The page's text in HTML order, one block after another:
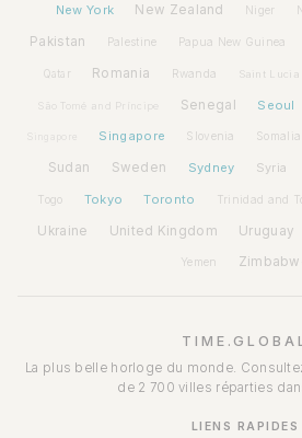
New York New Zealand Niger
Pakistan Palestine Papua New Guinea
Qatar Romania Rwanda Saint Lucia
São Tomé and Príncipe Senegal Seoul
Singapore Slovenia Somalia
Sudan Sweden Sydney Syria
Togo Tokyo Toronto Trinidad and
Ukraine United Kingdom Uruguay
Yemen
La plus belle horloge du monde.
de 2 700 villes réparties
LIENS RAPIDES